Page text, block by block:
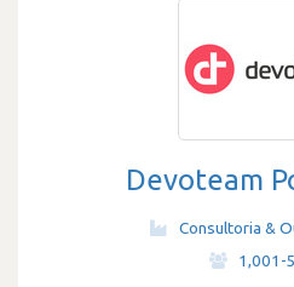
Devoteam
Consultoria &
1,001-